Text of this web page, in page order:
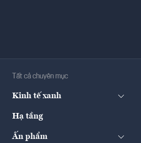
Tất cả chuyên mục
Kinh tế xanh
Hạ tầng
Ấn phẩm